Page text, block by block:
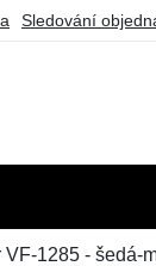
Sledování
1285 - šedá-